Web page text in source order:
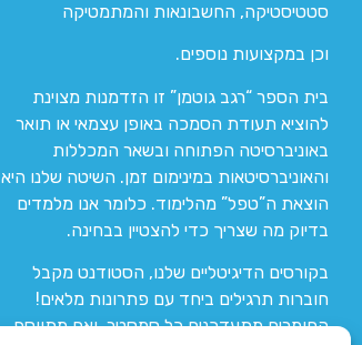
סטטיסטיקה, החשבונאות והמתמטיקה
וכן במקצועות נוספים.
בית הספר “רגב גוטמן” זו הזדמנות מצוינת
להוציא תעודת הסמכה באופן עצמאי או תואר
באוניברסיטה הפתוחה ובשאר המכללות
והאוניברסיטאות במינימום זמן. השיטה שלנו היא
הוצאת ה”טפל” מהלימוד. כלומר אנו מלמדים
בדיוק מה שצריך כדי להצטיין בבחינה.
בקורסים הדיגיטליים שלנו, הסטודנט מקבל
חוברות תרגילים ביחד עם פתרונות מלאים!
החומרים מתעדכנים כל סמסטר, ואם מתווסף